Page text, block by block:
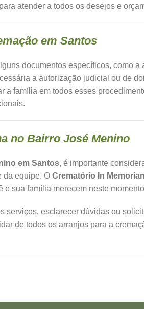
atender a todos os desejos e
em Santos
documentos específicos, como a
a autorização judicial ou de
a família em todos esses
no Bairro José Menino
em Santos, é importante
da equipe. O Crematório In
sua família merecem neste
serviços, esclarecer dúvidas ou
de todos os arranjos para a